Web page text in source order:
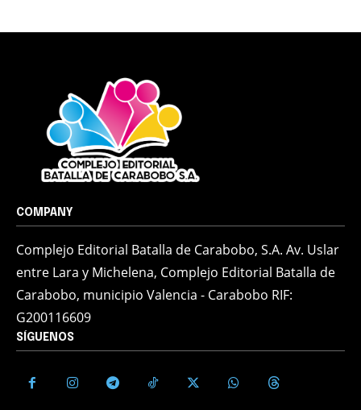
COMPANY
Complejo Editorial Batalla de Carabobo, S.A. Av. Uslar
entre Lara y Michelena, Complejo Editorial Batalla de
Carabobo, municipio Valencia - Carabobo RIF:
G200116609
SÍGUENOS